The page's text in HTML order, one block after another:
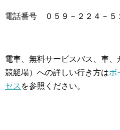
電話番号 ０５９－２２４－５
電車、無料サービスバス、車
競艇場）への詳しい行き方はボ
セス を参照ください。